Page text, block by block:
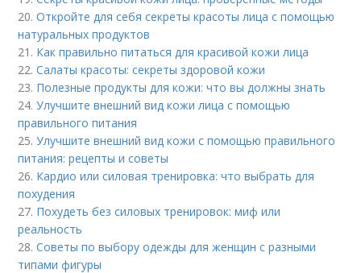
20.Откройте для себя секреты красоты лица с помощью
натуральных продуктов
21. Как правильно питаться для красивой кожи лица
22.Салаты красоты: секреты здоровой кожи
23. Полезные продукты для кожи: что вы должны знать
24.Улучшите внешний вид кожи лица с помощью
правильного питания
25.Улучшите внешний вид кожи с помощью правильного
питания: рецепты и советы
26. Кардио или силовая тренировка: что выбрать для
похудения
27. Похудеть без силовых тренировок: миф или
реальность
28.Советы по выбору одежды для женщин с разными
типами фигуры